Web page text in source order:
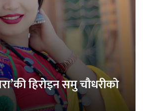
हिरोइन समु चौधरीको